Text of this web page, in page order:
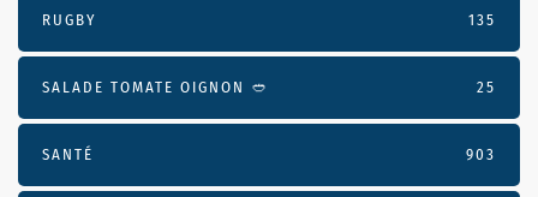
RUGBY 135
SALADE TOMATE OIGNON 🥙 25
SANTÉ 903